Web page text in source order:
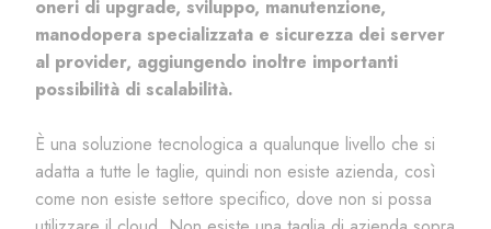
oneri di upgrade, sviluppo, manutenzione,
manodopera specializzata e sicurezza dei server
al provider, aggiungendo inoltre importanti
possibilità di scalabilità.
È una soluzione tecnologica a qualunque livello che si
adatta a tutte le taglie, quindi non esiste azienda, così
come non esiste settore specifico, dove non si possa